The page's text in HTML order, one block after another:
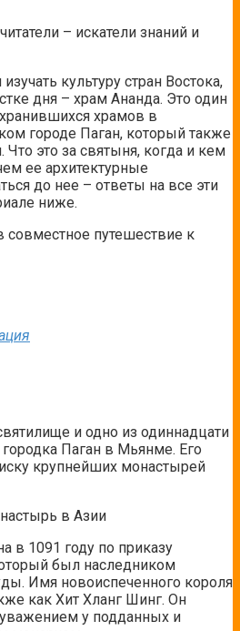
– искатели знаний и
культуру стран Востока,
дня – храм Ананда. Это один
храмов в
городе Паган, который также
Что это за святыня, когда и кем
ее архитектурные
до нее – ответы на все эти
ниже.
совместное путешествие к
и одно из одиннадцати
Паган в Мьянме. Его
крупнейших монастырей
в 1091 году по приказу
был наследником
Имя новоиспеченного короля
как Хит Хланг Шинг. Он
у подданных и